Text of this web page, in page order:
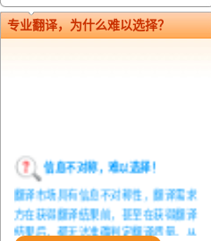
专业翻译，为什么难以选择？
信息不对称，难以选择！
翻译市场具有信息不对称性，翻译需求
方在获得翻译结果前，甚至在获得翻译
结果后，都无法准确判定翻译质量。从